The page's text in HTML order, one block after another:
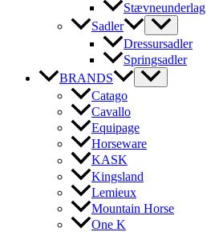
Stævneunderlag
Sadler
Dressursadler
Springsadler
BRANDS
Catago
Cavallo
Equipage
Horseware
KASK
Kingsland
Lemieux
Mountain Horse
One K